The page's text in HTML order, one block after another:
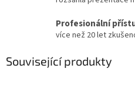
Profesionální
více než 20 let
Související produkty